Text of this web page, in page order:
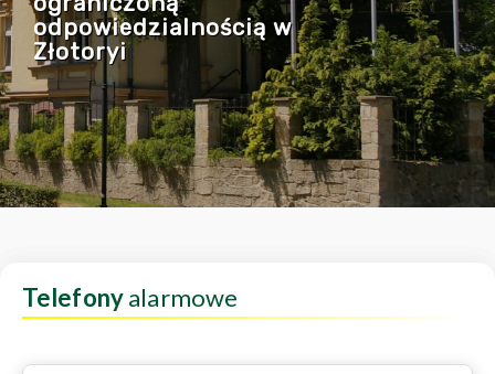
odpowiedzialnością w
Złotoryi
Telefonyalarmowe